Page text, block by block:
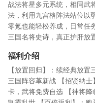
战法将星多元系统，相同武
法，利用九宫格阵法站位以
零氪也能轻松养成，日常任
三国名将史诗，真正护肝放
福利介绍
【放置回归】：续经典放
三国阵容革新战 【招贤纳
卡，武将免费自选 【神将